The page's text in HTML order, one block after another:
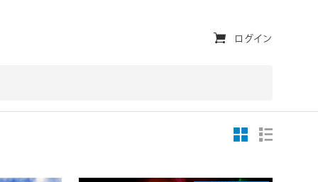
ユ
ィ
ログイン